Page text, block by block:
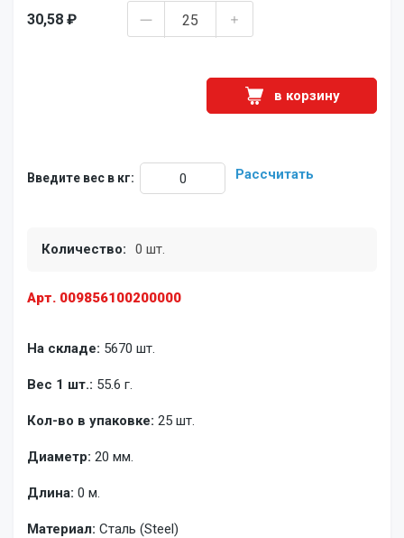
Арт. 009856100200000
На складе: 5670 шт.
Вес 1 шт.: 55.6 г.
Кол-во в упаковке: 25 шт.
Диаметр: 20 мм.
Длина: 0 м.
Материал: Сталь (Steel)
30,58 ₽
в корзину
Введите вес в кг: Рассчитать
Количество: 0 шт.